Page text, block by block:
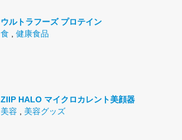
ウルトラフーズ プロテイン
食
健康食品
ZIIP HALO マイクロカレント美顔器
美容
美容グッズ